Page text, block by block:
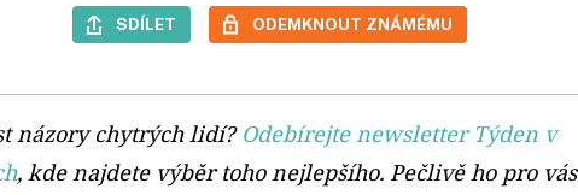
SDÍLET ODEMKNOUT ZNÁMÉMU
názory chytrých lidí?Odebírejte newsletter Týden v
, kde najdete výběr toho nejlepšího. Pečlivě ho pro vás